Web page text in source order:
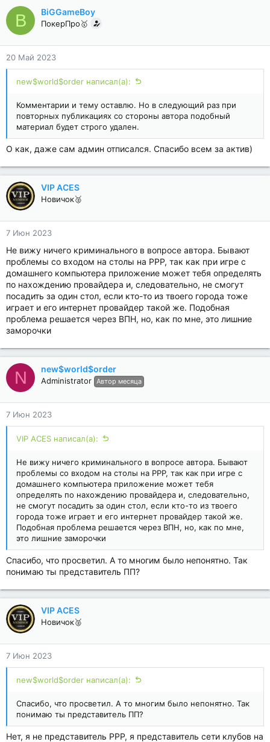
B BiGGameBoy
ПокерПро🥇
20 Май 2023
new$world$order написал(а):
Комментарии и тему оставлю. Но в следующий раз при
повторных публикациях со стороны автора подобный
материал будет строго удален.
О как, даже сам админ отписался. Спасибо всем за актив)
VIP ACES
Новичок🥈
7 Июн 2023
Не вижу ничего криминального в вопросе автора. Бывают
проблемы со входом на столы на РРР, так как при игре с
домашнего компьютера приложение может тебя определять
по нахождению провайдера и, следовательно, не смогут
посадить за один стол, если кто-то из твоего города тоже
играет и его интернет провайдер такой же. Подобная
проблема решается через ВПН, но, как по мне, это лишние
заморочки
N new$world$order
Administrator Автор месяца
7 Июн 2023
VIP ACES написал(а):
Не вижу ничего криминального в вопросе автора. Бывают
проблемы со входом на столы на РРР, так как при игре с
домашнего компьютера приложение может тебя
определять по нахождению провайдера и, следовательно,
не смогут посадить за один стол, если кто-то из твоего
города тоже играет и его интернет провайдер такой же.
Подобная проблема решается через ВПН, но, как по мне,
это лишние заморочки
Спасибо, что просветил. А то многим было непонятно. Так
понимаю ты представитель ПП?
VIP ACES
Новичок🥈
7 Июн 2023
new$world$order написал(а):
Спасибо, что просветил. А то многим было непонятно. Так
понимаю ты представитель ПП?
Нет, я не представитель PPP, я представитель сети клубов на